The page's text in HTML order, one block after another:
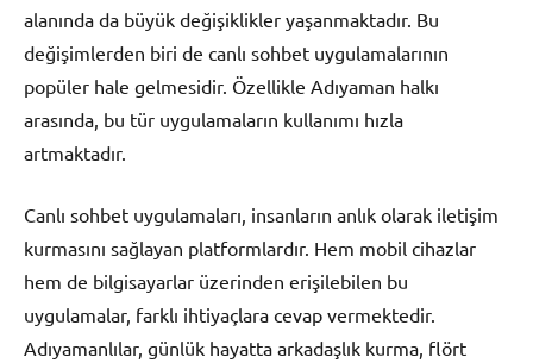
alanında da büyük değişiklikler yaşanmaktadır. Bu
değişimlerden biri de canlı sohbet uygulamalarının
popüler hale gelmesidir. Özellikle Adıyaman halkı
arasında, bu tür uygulamaların kullanımı hızla
artmaktadır.
Canlı sohbet uygulamaları, insanların anlık olarak iletişim
kurmasını sağlayan platformlardır. Hem mobil cihazlar
hem de bilgisayarlar üzerinden erişilebilen bu
uygulamalar, farklı ihtiyaçlara cevap vermektedir.
Adıyamanlılar, günlük hayatta arkadaşlık kurma, flört